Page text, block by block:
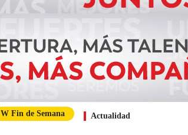
W Fin de Semana Actualidad